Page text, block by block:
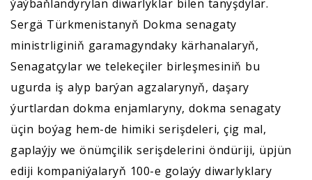
ýaýbaňlandyrylan diwarlyklar bilen tanyşdylar.
Sergä Türkmenistanyň Dokma senagaty
ministrliginiň garamagyndaky kärhanalaryň,
Senagatçylar we telekeçiler birleşmesiniň bu
ugurda iş alyp barýan agzalarynyň, daşary
ýurtlardan dokma enjamlaryny, dokma senagaty
üçin boýag hem-de himiki serişdeleri, çig mal,
gaplaýjy we önümçilik serişdelerini öndüriji, üpjün
ediji kompaniýalaryň 100-e golaýy diwarlyklary